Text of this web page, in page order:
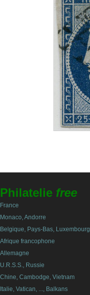
Philatelie free
France
Monaco, Andorre
Belgique, Pays-Bas, Luxembourg
Afrique francophone
Allemagne
U.R.S.S., Russie
Chine, Cambodge, Vietnam
Italie, Vatican, ..., Balkans